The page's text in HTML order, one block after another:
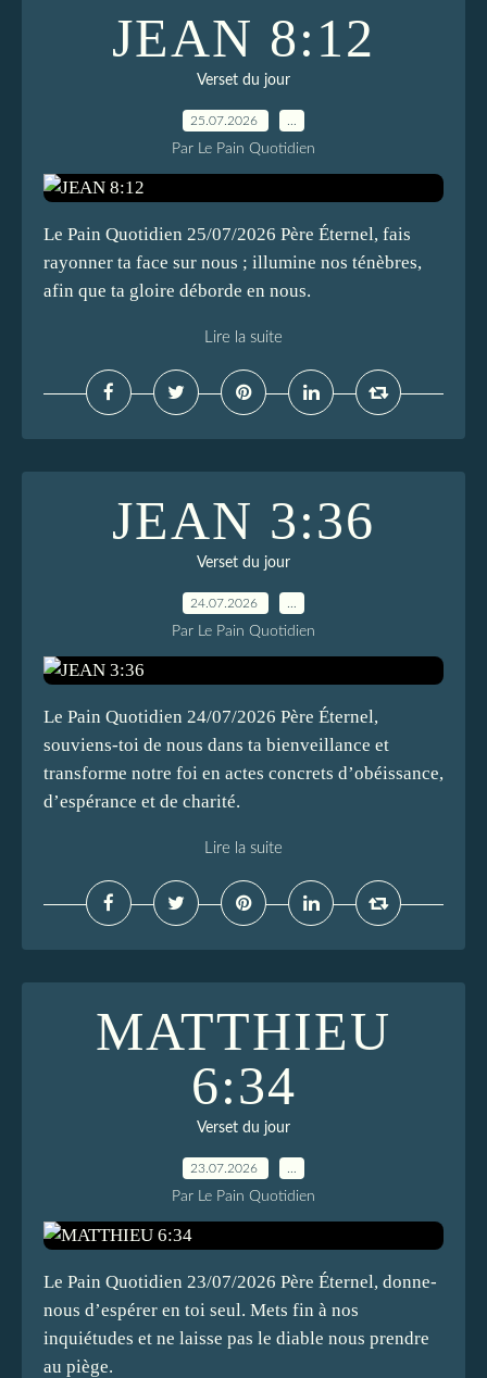
JEAN 8:12
Verset du jour
25.07.2026
Par Le Pain Quotidien
Le Pain Quotidien 25/07/2026 Père Éternel, fais
rayonner ta face sur nous ; illumine nos ténèbres,
afin que ta gloire déborde en nous.
Lire la suite
JEAN 3:36
Verset du jour
24.07.2026
Par Le Pain Quotidien
Le Pain Quotidien 24/07/2026 Père Éternel,
souviens-toi de nous dans ta bienveillance et
transforme notre foi en actes concrets d’obéissance,
d’espérance et de charité.
Lire la suite
MATTHIEU
6:34
Verset du jour
23.07.2026
Par Le Pain Quotidien
Le Pain Quotidien 23/07/2026 Père Éternel, donne-
nous d’espérer en toi seul. Mets fin à nos
inquiétudes et ne laisse pas le diable nous prendre
au piège.